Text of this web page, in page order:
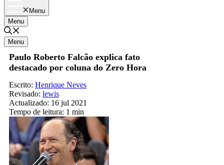
Menu
Menu
Menu
Paulo Roberto Falcão explica fato
destacado por coluna do Zero Hora
Escrito: Henrique Neves
Revisado: lewis
Actualizado: 16 jul 2021
Tempo de leitura: 1 min